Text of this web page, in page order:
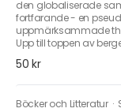
den globaliserade
fortfarande - en
uppmärksammade
Upp till toppen av
50 kr
Böcker och Litteratur ·